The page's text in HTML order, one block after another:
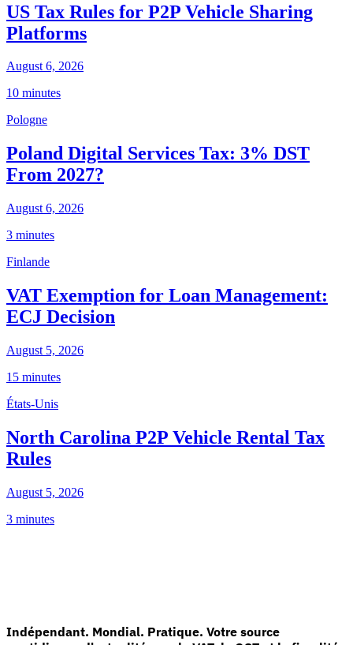
US Tax Rules for P2P Vehicle Sharing
Platforms
August 6, 2026
10 minutes
Pologne
Poland Digital Services Tax: 3% DST
From 2027?
August 6, 2026
3 minutes
Finlande
VAT Exemption for Loan Management:
ECJ Decision
August 5, 2026
15 minutes
États-Unis
North Carolina P2P Vehicle Rental Tax
Rules
August 5, 2026
3 minutes
Indépendant. Mondial. Pratique. Votre source